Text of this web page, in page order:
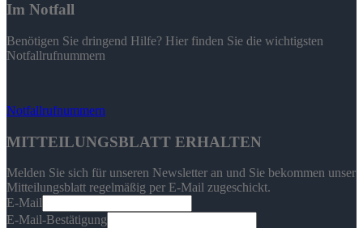
Im Notfall
Benötigen Sie dringend Hilfe? Hier finden Sie die wichtigsten
Notfallrufnummern
Notfallrufnummern
MITTEILUNGSBLATT ERHALTEN
Melden Sie sich für unseren Newsletter an und Sie bekommen unser
Mitteilungsblatt regelmäßig per E-Mail zugeschickt.
E-Mail
E-Mail-Bestätigung